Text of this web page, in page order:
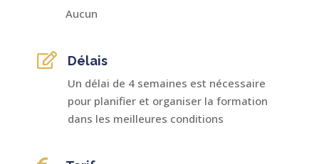
Aucun
 Délais
Un délai de 4 semaines est nécessaire
pour planifier et organiser la formation
dans les meilleures conditions